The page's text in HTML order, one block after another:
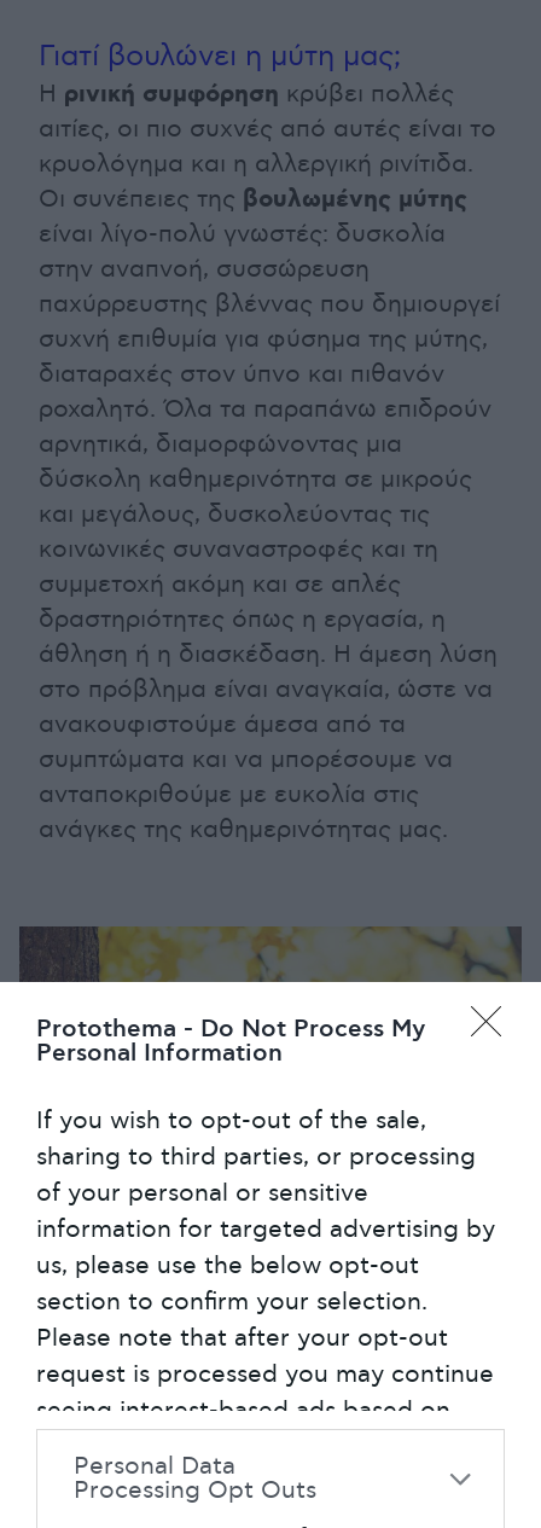
Protothema - Do Not Process My
Personal Information
If you wish to opt-out of the sale,
sharing to third parties, or processing
of your personal or sensitive
information for targeted advertising by
us, please use the below opt-out
section to confirm your selection.
Please note that after your opt-out
request is processed you may continue
seeing interest-based ads based on
personal information disclosed to third
parties prior to your opt-out. You may
Personal Data
Processing Opt Outs
Γιατί βουλώνει η μύτη μας;
Η ρινική συμφόρηση κρύβει πολλές
αιτίες, οι πιο συχνές από αυτές είναι το
κρυολόγημα και η αλλεργική ρινίτιδα.
Οι συνέπειες της βουλωμένης μύτης
είναι λίγο-πολύ γνωστές: δυσκολία
στην αναπνοή, συσσώρευση
παχύρρευστης βλέννας που δημιουργεί
συχνή επιθυμία για φύσημα της μύτης,
διαταραχές στον ύπνο και πιθανόν
ροχαλητό. Όλα τα παραπάνω επιδρούν
αρνητικά, διαμορφώνοντας μια
δύσκολη καθημερινότητα σε μικρούς
και μεγάλους, δυσκολεύοντας τις
κοινωνικές συναναστροφές και τη
συμμετοχή ακόμη και σε απλές
δραστηριότητες όπως η εργασία, η
άθληση ή η διασκέδαση. Η άμεση λύση
στο πρόβλημα είναι αναγκαία, ώστε να
ανακουφιστούμε άμεσα από τα
συμπτώματα και να μπορέσουμε να
ανταποκριθούμε με ευκολία στις
ανάγκες της καθημερινότητας μας.